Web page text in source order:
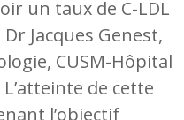
un taux de C-LDL
Jacques Genest,
CUSM-Hôpital
de cette
l’objectif